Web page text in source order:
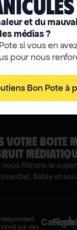
on
perdus à
VOTRE BOITE
nous filtrons le
fiable et
par ses
À
et du
médias ?
si vous en
pour nous
Bon Pote à